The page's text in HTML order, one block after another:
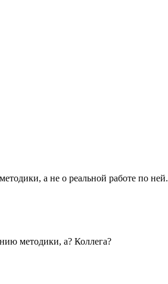
а не о реальной работе по ней.
методики, а? Коллега?